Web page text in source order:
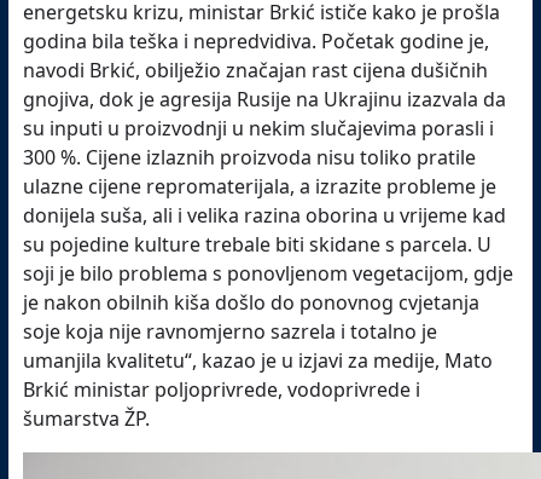
energetsku krizu, ministar Brkić ističe kako je prošla
godina bila teška i nepredvidiva. Početak godine je,
navodi Brkić, obilježio značajan rast cijena dušičnih
gnojiva, dok je agresija Rusije na Ukrajinu izazvala da
su inputi u proizvodnji u nekim slučajevima porasli i
300 %. Cijene izlaznih proizvoda nisu toliko pratile
ulazne cijene repromaterijala, a izrazite probleme je
donijela suša, ali i velika razina oborina u vrijeme kad
su pojedine kulture trebale biti skidane s parcela. U
soji je bilo problema s ponovljenom vegetacijom, gdje
je nakon obilnih kiša došlo do ponovnog cvjetanja
soje koja nije ravnomjerno sazrela i totalno je
umanjila kvalitetu“, kazao je u izjavi za medije, Mato
Brkić ministar poljoprivrede, vodoprivrede i
šumarstva ŽP.